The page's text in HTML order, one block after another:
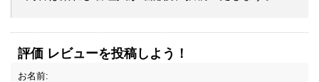
評価 レビューを投稿しよう！
お名前: